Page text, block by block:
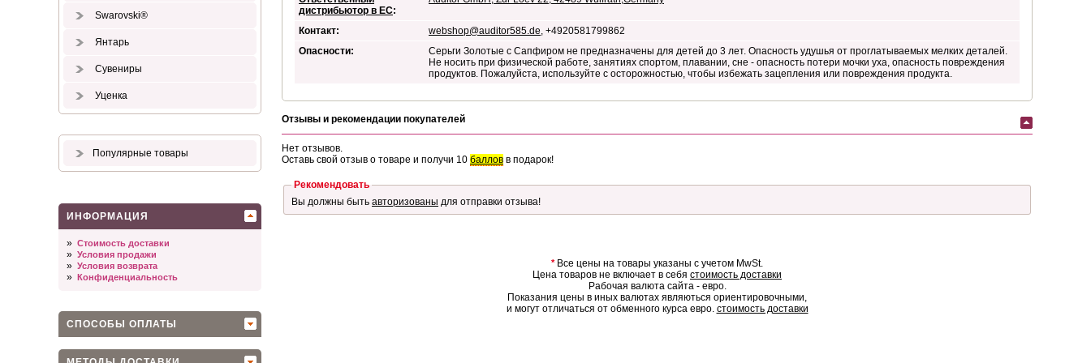
Swarovski®
Янтарь
Сувениры
Уценка
Популярные товары
ИНФОРМАЦИЯ
» Стоимость доставки
» Условия продажи
» Условия возврата
» Конфиденциальность
СПОСОБЫ ОПЛАТЫ
дистрибьютор в ЕС:
Контакт: webshop@auditor585.de, +4920581799862
Опасности:
Серьги Золотые с Сапфиром не предназначены для детей до 3 лет. Опасность удушья от проглатываемых мелких деталей.
Не носить при физической работе, занятиях спортом, плавании, сне - опасность потери мочки уха, опасность повреждения
продуктов. Пожалуйста, используйте с осторожностью, чтобы избежать зацепления или повреждения продукта.
Отзывы и рекомендации покупателей
Нет отзывов.
Оставь свой отзыв о товаре и получи 10 баллов в подарок!
Рекомендовать
Вы должны быть авторизованы для отправки отзыва!
*Все цены на товары указаны с учетом MwSt.
Цена товаров не включает в себя стоимость доставки
Рабочая валюта сайта - евро.
Показания цены в иных валютах являються ориентировочными,
и могут отличаться от обменного курса евро. стоимость доставки